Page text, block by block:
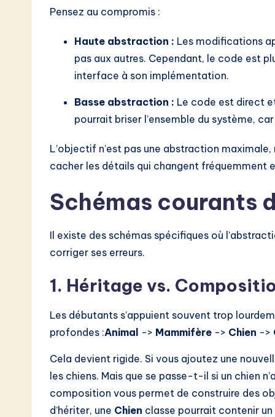
Pensez au compromis :
Haute abstraction : Les modifications
pas aux autres. Cependant, le code est
interface à son implémentation.
Basse abstraction : Le code est direct
pourrait briser l’ensemble du système,
L’objectif n’est pas une abstraction
cacher les détails qui changent fréquemment
Schémas courants
Il existe des schémas spécifiques où
corriger ses erreurs.
1. Héritage vs.
Les débutants s’appuient souvent trop
profondes :Animal -> Mammifère -> Chien ->
Cela devient rigide. Si vous ajoutez une
les chiens. Mais que se passe-t-il si un chien
composition vous permet de construire des
d’hériter, une Chien classe pourrait contenir un